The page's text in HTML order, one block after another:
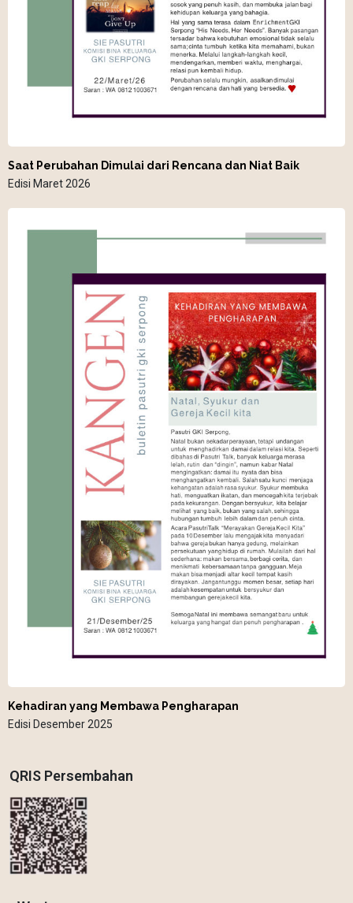
Saat Perubahan Dimulai dari Rencana dan Niat Baik
Edisi Maret 2026
Kehadiran yang Membawa Pengharapan
Edisi Desember 2025
QRIS Persembahan